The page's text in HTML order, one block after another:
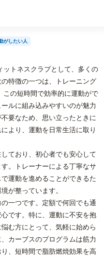
がしたい人
ットネスクラブとして、多くの
特徴の一つは、トレーニング
の短時間で効率的に運動がで
ルに組み込みやすいのが魅力
要なため、思い立ったときに
より、運動を日常生活に取り
ており、初心者でも安心して
。トレーナーによる丁寧なサ
運動を進めることができるた
が整っています。
一つです。定額で何回でも通
です。特に、運動に不安を抱
む方にとって、気軽に始めら
カーブスのプログラムは筋力
、短時間で脂肪燃焼効果を高